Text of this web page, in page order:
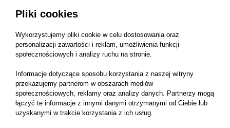
Massey Ferguson 6495 T3 Agco Power
Massey Ferguson 5470 T3
Massey Ferguson 5480 T3
Massey Ferguson 6475 T3
Massey Ferguson 6445 T3 Perkins
Massey Ferguson 6455 T3 Perkins
Pliki cookies
Wykorzystujemy pliki cookie w celu dostosowania oraz
personalizacji zawartości i reklam, umożliwienia funkcji
społecznościowych i analizy ruchu na stronie.
Informacje dotyczące sposobu korzystania z naszej witryny
przekazujemy partnerom w obszarach mediów
społecznościowych, reklamy oraz analizy danych. Partnerzy mogą
łączyć te informacje z innymi danymi otrzymanymi od Ciebie lub
uzyskanymi w trakcie korzystania z ich usług.